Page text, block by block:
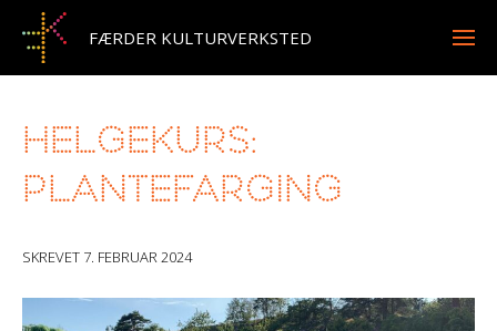
FÆRDER KULTURVERKSTED
Helgekurs:
Plantefarging
SKREVET 7. FEBRUAR 2024